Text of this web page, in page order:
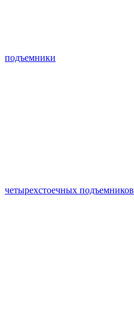
подъемники
четырехстоечных подъемников